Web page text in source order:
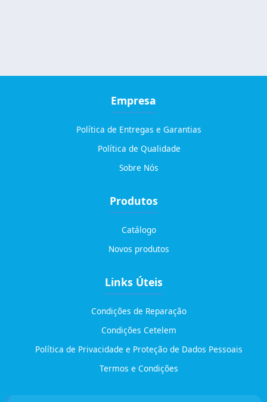
Empresa
Política de Entregas e Garantias
Política de Qualidade
Sobre Nós
Produtos
Catálogo
Novos produtos
Links Úteis
Condições de Reparação
Condições Cetelem
Política de Privacidade e Proteção de Dados Pessoais
Termos e Condições